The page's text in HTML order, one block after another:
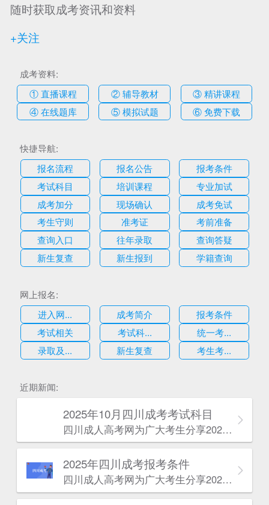
随时获取成考资讯和资料
+关注
成考资料:
① 直播课程
② 辅导教材
③ 精讲课程
④ 在线题库
⑤ 模拟试题 ⑥ 免费下载
快捷导航:
报名流程
报名公告
报考条件
考试科目
培训课程
专业加试
成考加分
现场确认
成考免试
考生守则
准考证
考前准备
查询入口
往年录取
查询答疑
新生复查
新生报到 学籍查询
网上报名:
进入网...
成考简介
报考条件
考试相关
考试科...
统一考...
录取及...
新生复查 考生考...
近期新闻:
2025年10月四川成考考试科目
四川成人高考网​为广大考生分享2025年10月四川成考考试科目。为广大在职人员和社会人士提供学历提升的机会。更多四川成考考试信息，欢迎在线访问四川成人高考网。
2025年‌‌‌‌四川成考报考条件
四川成人高考网​为广大考生分享2025年‌‌‌‌四川成考报考条件。为广大在职人员和社会人士提供学历提升的机会。更多四川成考考试信息，欢迎在线访问四川成人高考网。